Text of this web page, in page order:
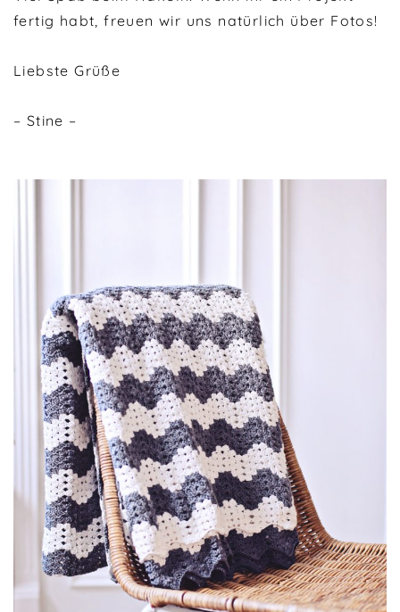
fertig habt, freuen wir uns natürlich über Fotos!
Liebste Grüße
– Stine –